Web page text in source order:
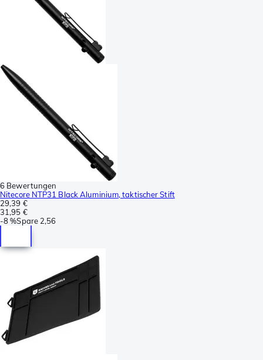
6 Bewertungen
Nitecore NTP31 Black Aluminium, taktischer Stift
29,39 €
31,95 €
-8 %Spare 2,56